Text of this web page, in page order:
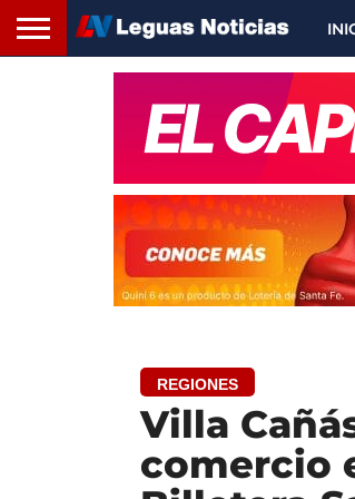
REGIONES
Villa
comercio